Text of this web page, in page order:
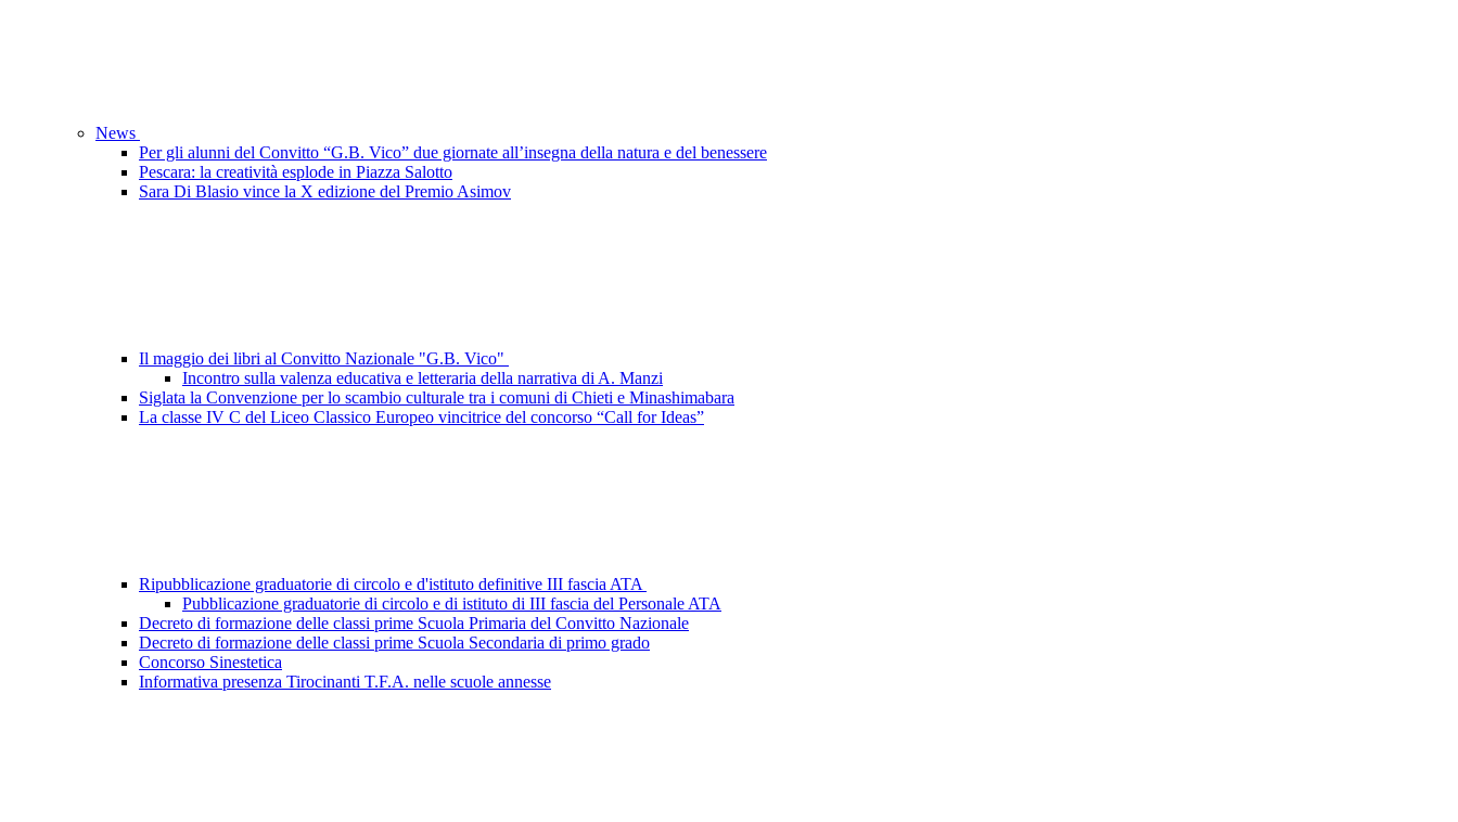
News
Per gli alunni del Convitto “G.B. Vico” due giornate all’insegna della natura e del benessere
Pescara: la creatività esplode in Piazza Salotto
Sara Di Blasio vince la X edizione del Premio Asimov
Il maggio dei libri al Convitto Nazionale "G.B. Vico"
Incontro sulla valenza educativa e letteraria della narrativa di A. Manzi
Siglata la Convenzione per lo scambio culturale tra i comuni di Chieti e Minashimabara
La classe IV C del Liceo Classico Europeo vincitrice del concorso “Call for Ideas”
Ripubblicazione graduatorie di circolo e d'istituto definitive III fascia ATA
Pubblicazione graduatorie di circolo e di istituto di III fascia del Personale ATA
Decreto di formazione delle classi prime Scuola Primaria del Convitto Nazionale
Decreto di formazione delle classi prime Scuola Secondaria di primo grado
Concorso Sinestetica
Informativa presenza Tirocinanti T.F.A. nelle scuole annesse